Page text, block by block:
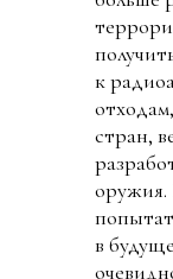
к
стран,
оружия.
в